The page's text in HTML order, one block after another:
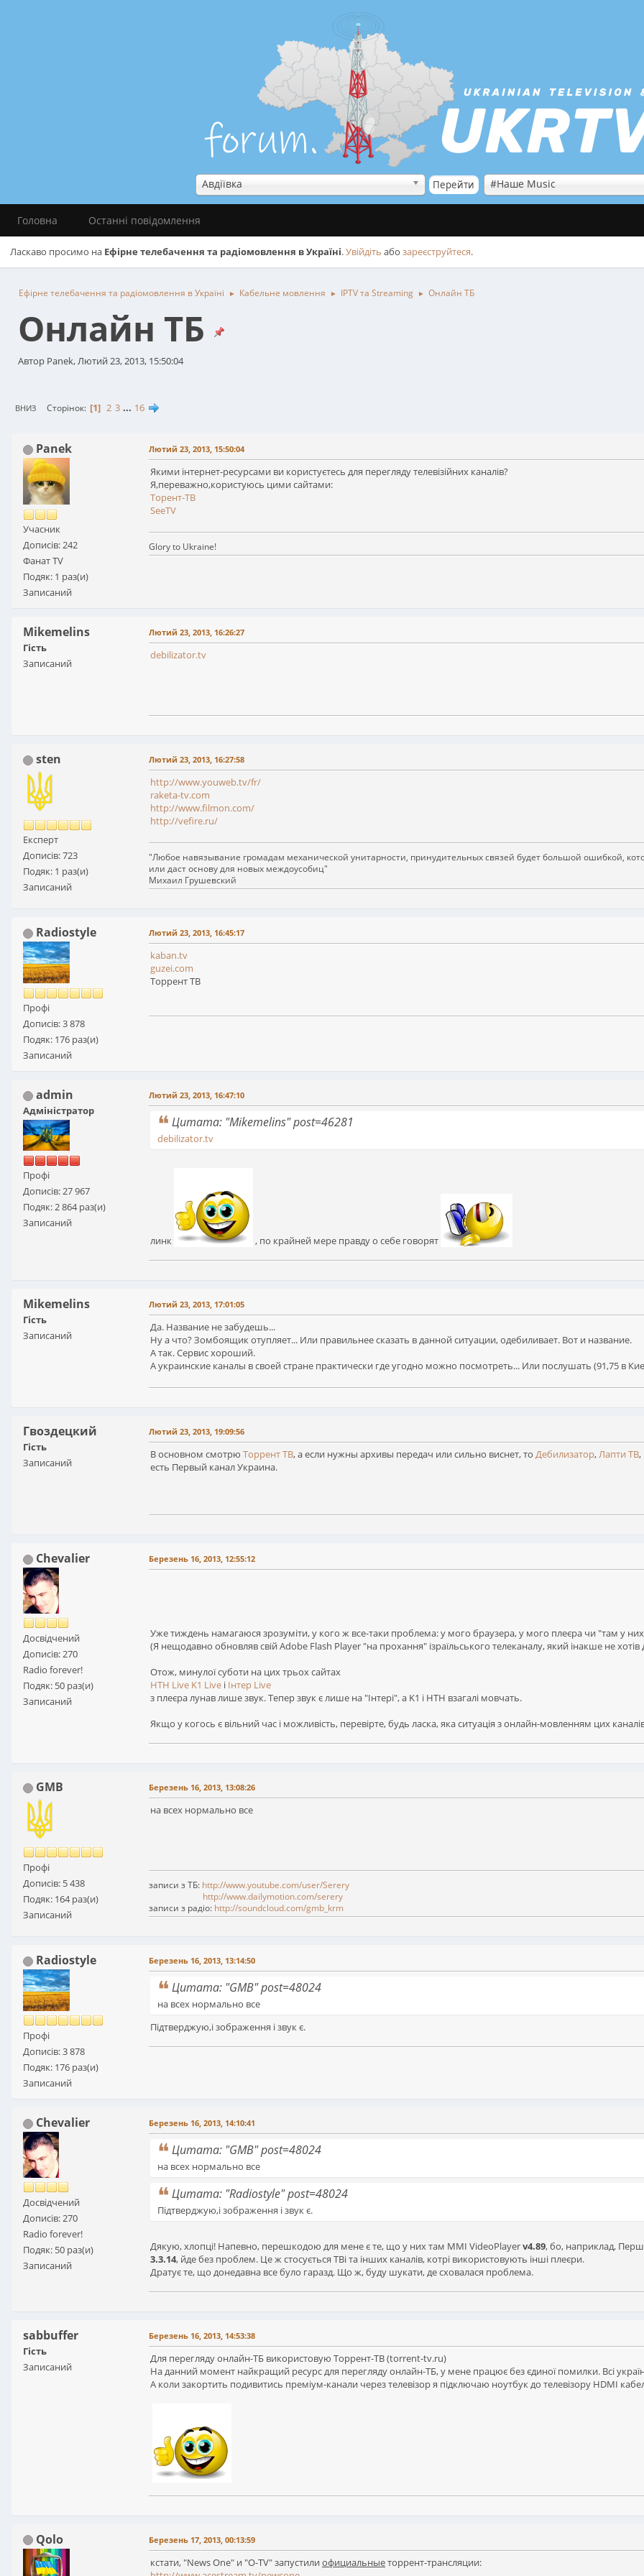
Авдіївка #Наше Music
Головна Останні повідомлення
Ласкаво просимо на Ефірне телебачення та радіомовлення в Україні.Увійдіть або зареєструйтеся.
Ефірне телебачення та радіомовлення в Україні ► Кабельне мовлення ► IPTV та Streaming ► Онлайн ТБ
Онлайн ТБ
Автор Panek, Лютий 23, 2013, 15:50:04
ВНИЗ Сторінок 1 2 3 ... 16
Panek
Учасник
Дописів: 242
Фанат TV
Подяк: 1 раз(и)
Записаний
Лютий 23, 2013, 15:50:04
Якими інтернет-ресурсами ви користуєтесь для перегляду телевізійних каналів?
Я,переважно,користуюсь цими сайтами:
Торент-ТВ
SeeTV
Glory to Ukraine!
Mikemelins
Гість
Записаний
Лютий 23, 2013, 16:26:27
debilizator.tv
sten
Експерт
Дописів: 723
Подяк: 1 раз(и)
Записаний
Лютий 23, 2013, 16:27:58
http://www.youweb.tv/fr/
raketa-tv.com
http://www.filmon.com/
http://vefire.ru/
"Любое навязывание громадам механической унитарности, принудительных связей будет большой ошибкой,
или даст основу для новых междоусобиц"
Михаил Грушевский
Radiostyle
Профі
Дописів: 3 878
Подяк: 176 раз(и)
Записаний
Лютий 23, 2013, 16:45:17
kaban.tv
guzei.com
Торрент ТВ
admin
Адміністратор
Профі
Дописів: 27 967
Подяк: 2 864 раз(и)
Записаний
Лютий 23, 2013, 16:47:10
Цитата: "Mikemelins" post=46281
debilizator.tv
линк , по крайней мере правду о себе говорят
Mikemelins
Гість
Записаний
Лютий 23, 2013, 17:01:05
Да. Название не забудешь...
Ну а что? Зомбоящик отупляет... Или правильнее сказать в данной ситуации, одебиливает. Вот и название.
А так. Сервис хороший.
А украинские каналы в своей стране практически где угодно можно посмотреть... Или послушать (91,75 в
Гвоздецкий
Гість
Записаний
Лютий 23, 2013, 19:09:56
В основном смотрю Торрент ТВ, а если нужны архивы передач или сильно виснет, то Дебилизатор,Лапти ТВ
есть Первый канал Украина.
Chevalier
Досвідчений
Дописів: 270
Radio forever!
Подяк: 50 раз(и)
Записаний
Березень 16, 2013, 12:55:12
Уже тиждень намагаюся зрозуміти, у кого ж все-таки проблема: у мого браузера, у мого плеєра чи "там у
(Я нещодавно обновляв свій Adobe Flash Player "на прохання" ізраїльського телеканалу, який інакше не
Отож, минулої суботи на цих трьох сайтах
НТН Live K1 Live і Інтер Live
з плеєра лунав лише звук. Тепер звук є лише на "Інтері", а K1 і НТН взагалі мовчать.
Якщо у когось є вільний час і можливість, перевірте, будь ласка, яка ситуація з онлайн-мовленням цих
GMB
Профі
Дописів: 5 438
Подяк: 164 раз(и)
Записаний
Березень 16, 2013, 13:08:26
на всех нормально все
записи з ТБ: http://www.youtube.com/user/Serery
http://www.dailymotion.com/serery
записи з радіо: http://soundcloud.com/gmb_krm
Radiostyle
Профі
Дописів: 3 878
Подяк: 176 раз(и)
Записаний
Березень 16, 2013, 13:14:50
Цитата: "GMB" post=48024
на всех нормально все
Підтверджую,і зображення і звук є.
Chevalier
Досвідчений
Дописів: 270
Radio forever!
Подяк: 50 раз(и)
Записаний
Березень 16, 2013, 14:10:41
Цитата: "GMB" post=48024
на всех нормально все
Цитата: "Radiostyle" post=48024
Підтверджую,і зображення і звук є.
Дякую, хлопці! Напевно, перешкодою для мене є те, що у них там MMI VideoPlayerv4.89, бо, наприклад,
3.3.14, йде без проблем. Це ж стосується ТВі та інших каналів, котрі використовують інші плеєри.
Дратує те, що донедавна все було гаразд. Що ж, буду шукати, де сховалася проблема.
sabbuffer
Гість
Записаний
Березень 16, 2013, 14:53:38
Для перегляду онлайн-ТБ використовую Торрент-ТВ (torrent-tv.ru)
На данний момент найкращий ресурс для перегляду онлайн-ТБ, у мене працює без єдиної помилки. Всі
А коли закортить подивитись преміум-канали через телевізор я підключаю ноутбук до телевізору HDMI
Qolo Березень 17, 2013, 00:13:59
кстати, "News One" и "O-TV" запустили официальныеторрент-трансляции: